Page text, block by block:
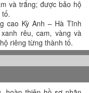
và trắng; được bảo hộ
cao Kỳ Anh – Hà Tĩnh
rêu, cam, vàng và
riêng từng thành tố.